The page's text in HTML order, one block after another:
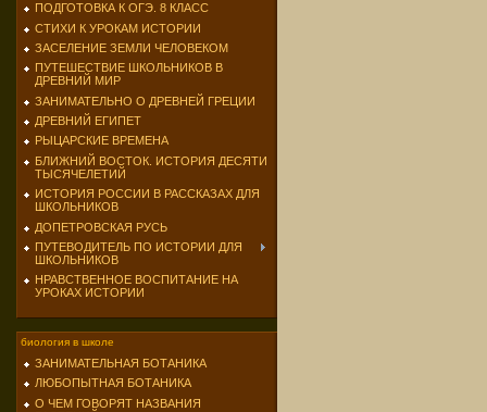
ПОДГОТОВКА К ОГЭ. 8 КЛАСС
СТИХИ К УРОКАМ ИСТОРИИ
ЗАСЕЛЕНИЕ ЗЕМЛИ ЧЕЛОВЕКОМ
ПУТЕШЕСТВИЕ ШКОЛЬНИКОВ В
ДРЕВНИЙ МИР
ЗАНИМАТЕЛЬНО О ДРЕВНЕЙ ГРЕЦИИ
ДРЕВНИЙ ЕГИПЕТ
РЫЦАРСКИЕ ВРЕМЕНА
БЛИЖНИЙ ВОСТОК. ИСТОРИЯ ДЕСЯТИ
ТЫСЯЧЕЛЕТИЙ
ИСТОРИЯ РОССИИ В РАССКАЗАХ ДЛЯ
ШКОЛЬНИКОВ
ДОПЕТРОВСКАЯ РУСЬ
ПУТЕВОДИТЕЛЬ ПО ИСТОРИИ ДЛЯ
ШКОЛЬНИКОВ
НРАВСТВЕННОЕ ВОСПИТАНИЕ НА
УРОКАХ ИСТОРИИ
биология в школе
ЗАНИМАТЕЛЬНАЯ БОТАНИКА
ЛЮБОПЫТНАЯ БОТАНИКА
О ЧЕМ ГОВОРЯТ НАЗВАНИЯ